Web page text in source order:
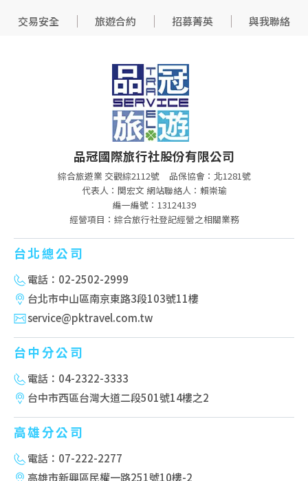
交易安全
旅遊合約 招募菁英 與我聯絡
品冠國際旅行社股份有限公司
綜合旅遊業 交觀綜2112號
品保協會：北1281號
代表人：関宏文 網站聯絡人：賴崇瑜
編一編號：13124139
經營項目：綜合旅行社登記經營之相關業務
台北總公司
電話：02-2502-2999
台北市中山區南京東路3段103號11樓
service@pktravel.com.tw
台中分公司
電話：04-2322-3333
台中市西區台灣大道二段501號14樓之2
高雄分公司
電話：07-222-2277
高雄市新興區民權一路251號10樓-2